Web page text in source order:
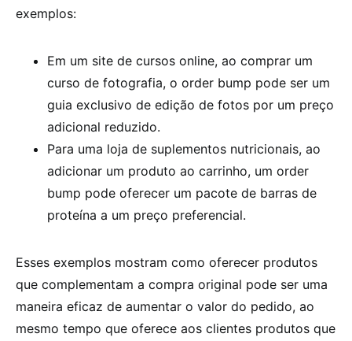
exemplos:
Em um site de cursos online, ao comprar um
curso de fotografia, o order bump pode ser um
guia exclusivo de edição de fotos por um preço
adicional reduzido.
Para uma loja de suplementos nutricionais, ao
adicionar um produto ao carrinho, um order
bump pode oferecer um pacote de barras de
proteína a um preço preferencial.
Esses exemplos mostram como oferecer produtos
que complementam a compra original pode ser uma
maneira eficaz de aumentar o valor do pedido, ao
mesmo tempo que oferece aos clientes produtos que